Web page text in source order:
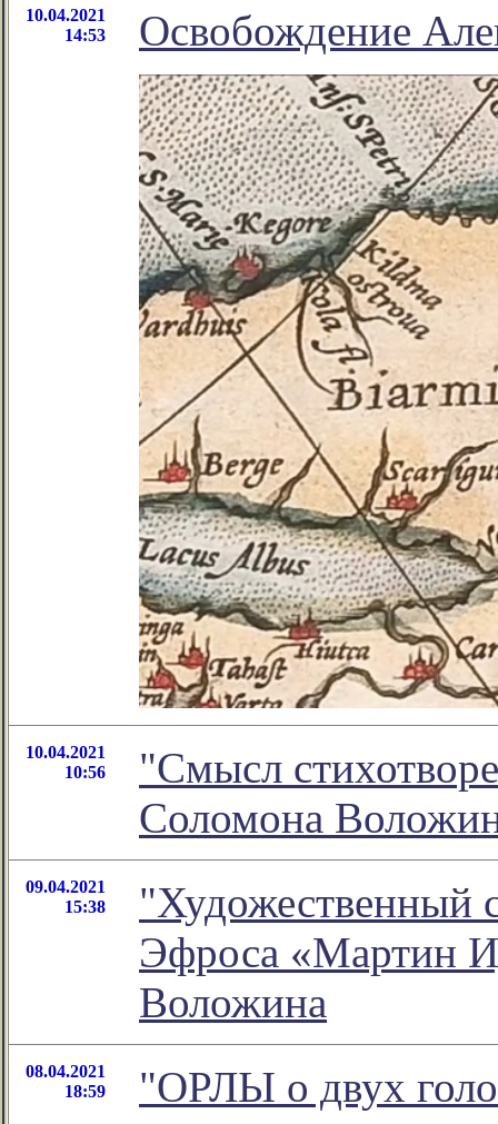
10.04.2021
14:53
Освобождение
10.04.2021
10:56
"Смысл
Соломона
09.04.2021
15:38
"Художественный
Эфроса «Мартин
Воложина
08.04.2021
18:59
"ОРЛЫ о двух